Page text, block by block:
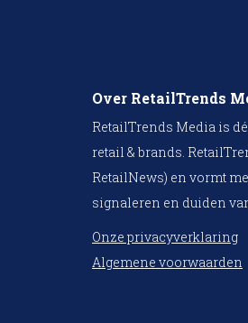
Over RetailTrends
RetailTrends Media is
retail & brands.
RetailNews) en vormt
signaleren en duiden
Onze privacyverklaring
Algemene voorwaarden